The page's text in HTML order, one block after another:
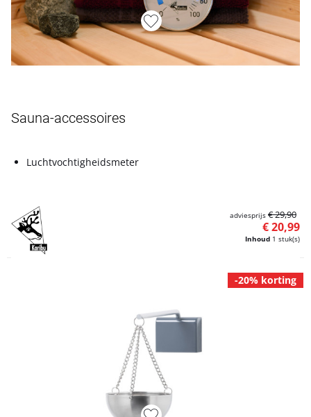
Sauna-accessoires
Luchtvochtigheidsmeter
Inhoud 1 stuk(s)
€ 20,99
adviesprijs € 29,90
-20% korting